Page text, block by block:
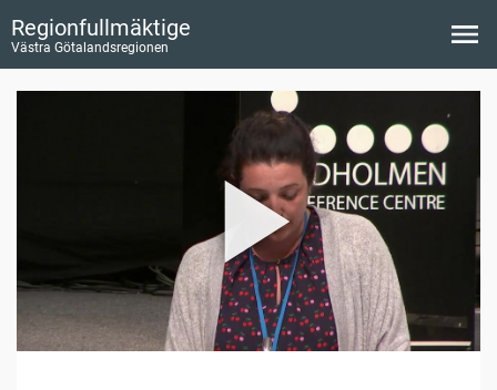
Regionfullmäktige
Västra Götalandsregionen